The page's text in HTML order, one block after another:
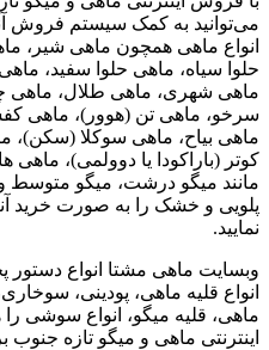
می‌توانید به کمک سیستم فروش
انواع ماهی همچون ماهی شیر،
حلوا سیاه، ماهی حلوا سفید،
ماهی شهری، ماهی طلال، ماهی
سرخو، ماهی تن (هوور)، ماهی
ماهی بیاح، ماهی سوکلا (سکن)،
کوتر (باراکودا یا دوولمی)، ماهی
مانند میگو درشت، میگو متوسط
پلویی و خشک را به صورت خرید
نمایید.
وبسایت ماهی مشتا انواع دستور
انواع قلیه ماهی، پودینی،
ماهی، قلیه میگو، انواع سوشی
اینترنتی ماهی و میگو تازه جنوب